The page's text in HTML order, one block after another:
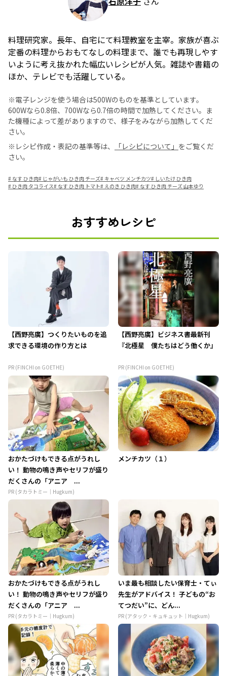
料理研究家。長年、自宅にて料理教室を主宰。家族が喜ぶ
定番の料理からおもてなしの料理まで、誰でも再現しやす
いように考え抜かれた幅広いレシピが人気。雑誌や書籍の
ほか、テレビでも活躍している。
※電子レンジを使う場合は500Wのものを基準としています。
600Wなら0.8倍、700Wなら0.7倍の時間で加熱してください。ま
た機種によって差がありますので、様子をみながら加熱してくだ
さい。
※レシピ作成・表記の基準等は、
「レシピについて」 をご覧くだ
さい。
# なす ひき肉# じゃがいも ひき肉 チーズ# キャベツ メンチカツ# しいたけ ひき肉
# ひき肉 タコライス# なす ひき肉 トマト# えのき ひき肉# なす ひき肉 チーズ 山本ゆり
おすすめレシピ
【西野亮廣】つくりたいものを追
求できる環境の作り方とは
PR (FINCHI on GOETHE)
【西野亮廣】ビジネス書最新刊
『北極星 僕たちはどう働くか』
PR (FINCHI on GOETHE)
おかたづけもできる点がうれし
い！ 動物の鳴き声やセリフが盛り
だくさんの「アニア ...
PR (タカラトミー｜Hugkum)
メンチカツ（１）
おかたづけもできる点がうれし
い！ 動物の鳴き声やセリフが盛り
だくさんの「アニア ...
PR (タカラトミー｜Hugkum)
いま最も相談したい保育士・てぃ
先生がアドバイス！ 子どもの“お
てつだい”に、どん...
PR (アタック・キュキュット｜Hugkum)